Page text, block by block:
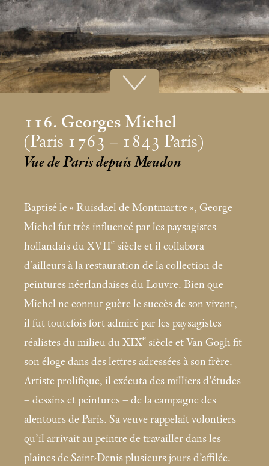
116. Georges Michel
(Paris 1763 – 1843 Paris)
Vue de Paris depuis Meudon
Baptisé le « Ruisdael de Montmartre », George
Michel fut très influencé par les paysagistes
hollandais du XVIIe siècle et il collabora
d’ailleurs à la restauration de la collection de
peintures néerlandaises du Louvre. Bien que
Michel ne connut guère le succès de son vivant,
il fut toutefois fort admiré par les paysagistes
réalistes du milieu du XIXe siècle et Van Gogh fit
son éloge dans des lettres adressées à son frère.
Artiste prolifique, il exécuta des milliers d’études
– dessins et peintures – de la campagne des
alentours de Paris. Sa veuve rappelait volontiers
qu’il arrivait au peintre de travailler dans les
plaines de Saint-Denis plusieurs jours d’affilée.